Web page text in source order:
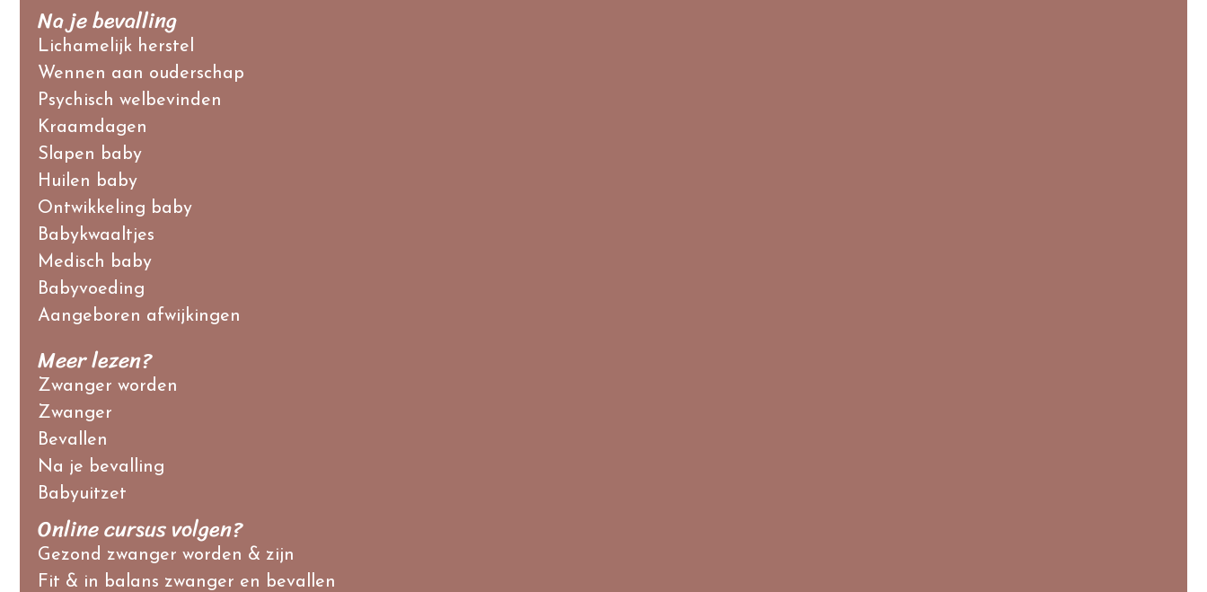
Na je bevalling
Lichamelijk herstel
Wennen aan ouderschap
Psychisch welbevinden
Kraamdagen
Slapen baby
Huilen baby
Ontwikkeling baby
Babykwaaltjes
Medisch baby
Babyvoeding
Aangeboren afwijkingen
Meer lezen?
Zwanger worden
Zwanger
Bevallen
Na je bevalling
Babyuitzet
Online cursus volgen?
Gezond zwanger worden & zijn
Fit & in balans zwanger en bevallen